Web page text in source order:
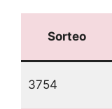
Sorteo
3754